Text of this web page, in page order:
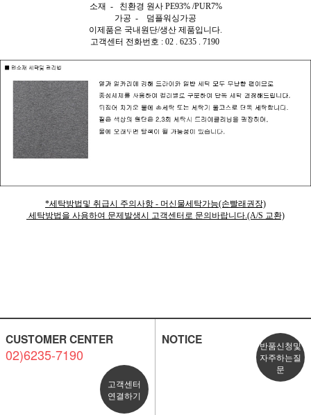
소재 - 친환경 원사 PE93% /PUR7%
가공 - 덤플워싱가공
이제품은 국내원단/생산 제품입니다.
고객센터 전화번호 : 02 . 6235 . 7190
*세탁방법및 취급시 주의사항 - 머신물세탁가능(손빨래권장)
세탁방법을 사용하여 문제발생시 고객센터로 문의바랍니다.(A/S 교환)
CUSTOMER CENTER
02)6235-7190
고객센터
연결하기
NOTICE
반품신청및
자주하는질
문